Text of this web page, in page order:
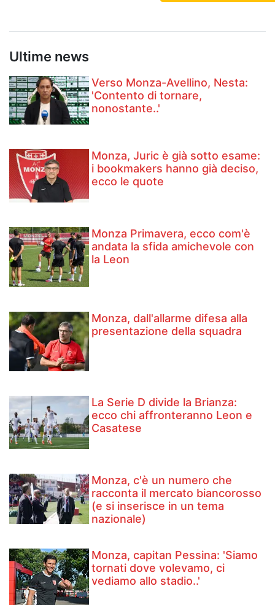
Ultime news
Verso Monza-Avellino, Nesta:
'Contento di tornare,
nonostante..'
Monza, Juric è già sotto esame:
i bookmakers hanno già deciso,
ecco le quote
Monza Primavera, ecco com'è
andata la sfida amichevole con
la Leon
Monza, dall'allarme difesa alla
presentazione della squadra
La Serie D divide la Brianza:
ecco chi affronteranno Leon e
Casatese
Monza, c'è un numero che
racconta il mercato biancorosso
(e si inserisce in un tema
nazionale)
Monza, capitan Pessina: 'Siamo
tornati dove volevamo, ci
vediamo allo stadio..'